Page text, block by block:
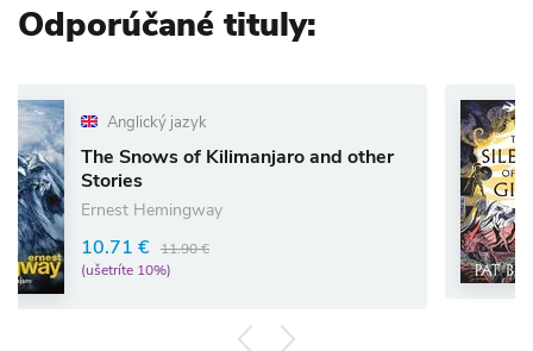
Odporúčané tituly:
jazyk
of Kilimanjaro and other
11.90 €
The
Pat
11.87 €
(ušetríte